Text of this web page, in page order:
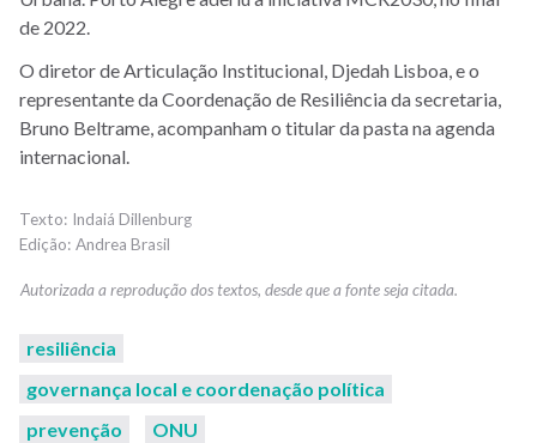
de 2022.
O diretor de Articulação Institucional, Djedah Lisboa, e o
representante da Coordenação de Resiliência da secretaria,
Bruno Beltrame, acompanham o titular da pasta na agenda
internacional.
Indaiá Dillenburg
Andrea Brasil
resiliência
governança local e coordenação política
prevenção
ONU